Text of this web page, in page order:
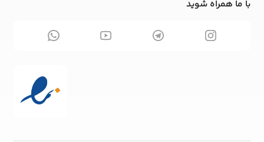
با ما همراه شوید